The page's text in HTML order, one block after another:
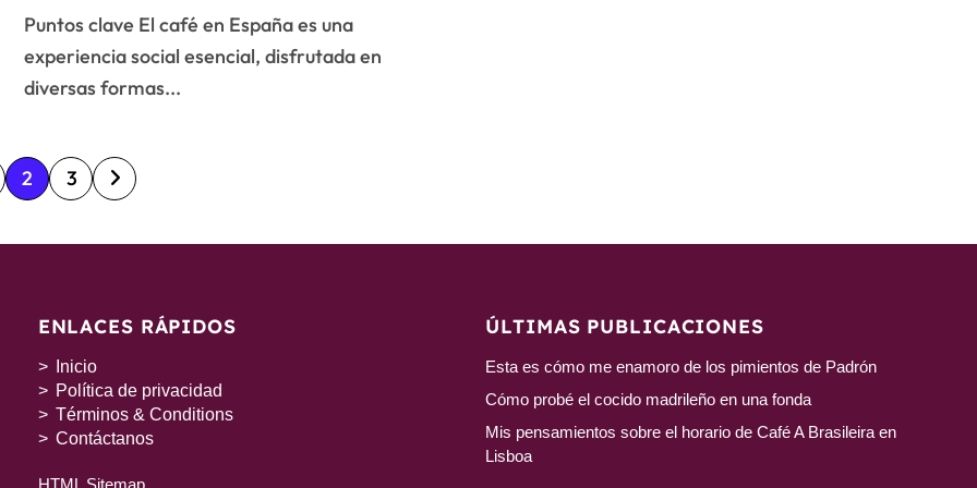
Puntos clave El café en España es una
experiencia social esencial, disfrutada en
diversas formas...
2 3
ENLACES RÁPIDOS
Inicio
Política de privacidad
Términos & Conditions
Contáctanos
HTML Sitemap
ÚLTIMAS PUBLICACIONES
Esta es cómo me enamoro de los pimientos de Padrón
Cómo probé el cocido madrileño en una fonda
Mis pensamientos sobre el horario de Café A Brasileira en
Lisboa